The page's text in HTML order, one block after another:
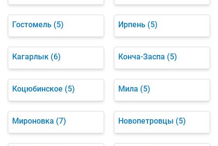
Гостомель (5) Ирпень (5)
Кагарлык (6) Конча-Заспа (5)
Коцюбинское (5) Мила (5)
Мироновка (7) Новопетровцы (5)